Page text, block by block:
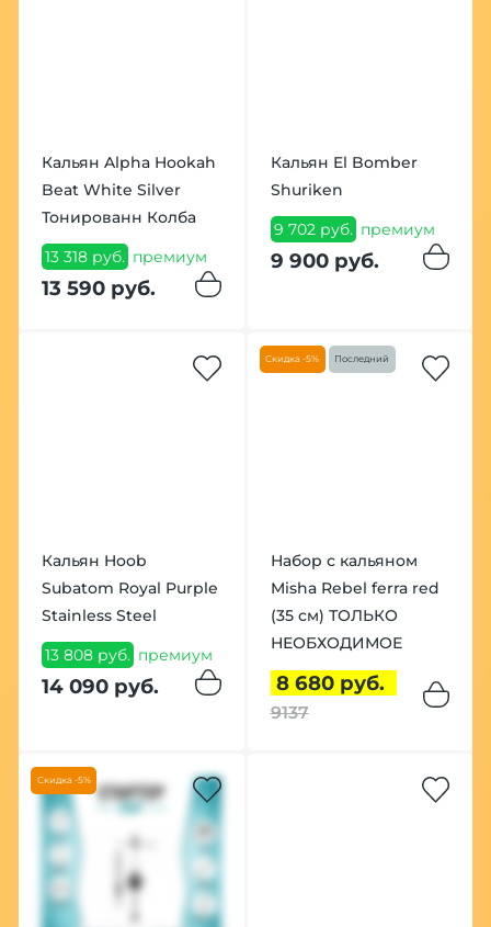
Кальян Alpha Hookah
Beat White Silver
Тонированн Колба
13 318 руб. премиум
13 590 руб.
Кальян El Bomber
Shuriken
9 702 руб. премиум
9 900 руб.
Кальян Hoob
Subatom Royal Purple
Stainless Steel
13 808 руб. премиум
14 090 руб.
Скидка -5% Последний
Набор с кальяном
Misha Rebel ferra red
(35 см) ТОЛЬКО
НЕОБХОДИМОЕ
8 680 руб.
9137
Скидка -5%